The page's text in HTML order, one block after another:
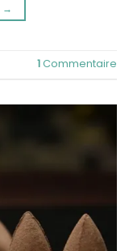
→
1Commentaire